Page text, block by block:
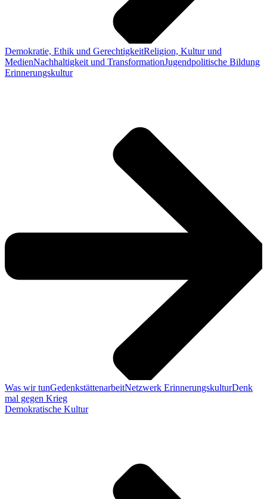
Demokratie, Ethik und GerechtigkeitReligion, Kultur und
MedienNachhaltigkeit und TransformationJugendpolitische Bildung
Erinnerungskultur
Was wir tunGedenkstättenarbeitNetzwerk ErinnerungskulturDenk
mal gegen Krieg
Demokratische Kultur